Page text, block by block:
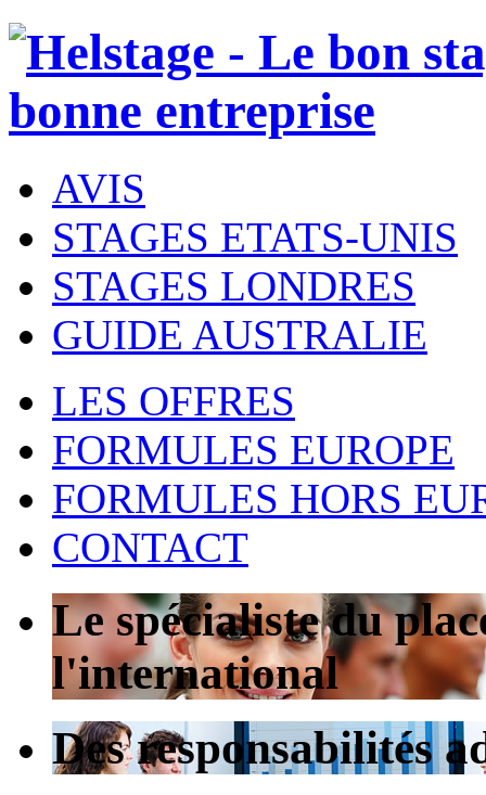
AVIS
STAGES ETATS-UNIS
STAGES LONDRES
GUIDE AUSTRALIE
LES OFFRES
FORMULES EUROPE
FORMULES HORS
CONTACT
Le spécialiste du
l'international
Des responsabilités